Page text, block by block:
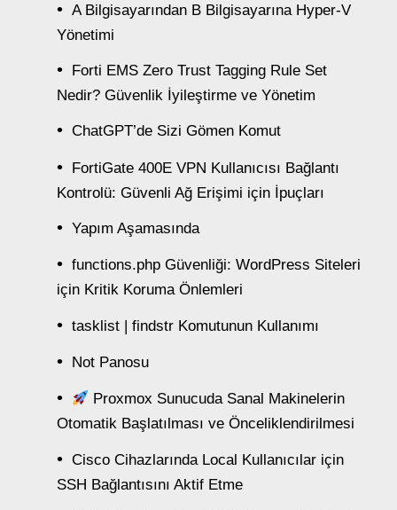
A Bilgisayarından B Bilgisayarına Hyper-V
Yönetimi
Forti EMS Zero Trust Tagging Rule Set
Nedir? Güvenlik İyileştirme ve Yönetim
ChatGPT’de Sizi Gömen Komut
FortiGate 400E VPN Kullanıcısı Bağlantı
Kontrolü: Güvenli Ağ Erişimi için İpuçları
Yapım Aşamasında
functions.php Güvenliği: WordPress Siteleri
için Kritik Koruma Önlemleri
tasklist | findstr Komutunun Kullanımı
Not Panosu
Proxmox Sunucuda Sanal Makinelerin
Otomatik Başlatılması ve Önceliklendirilmesi
Cisco Cihazlarında Local Kullanıcılar için
SSH Bağlantısını Aktif Etme